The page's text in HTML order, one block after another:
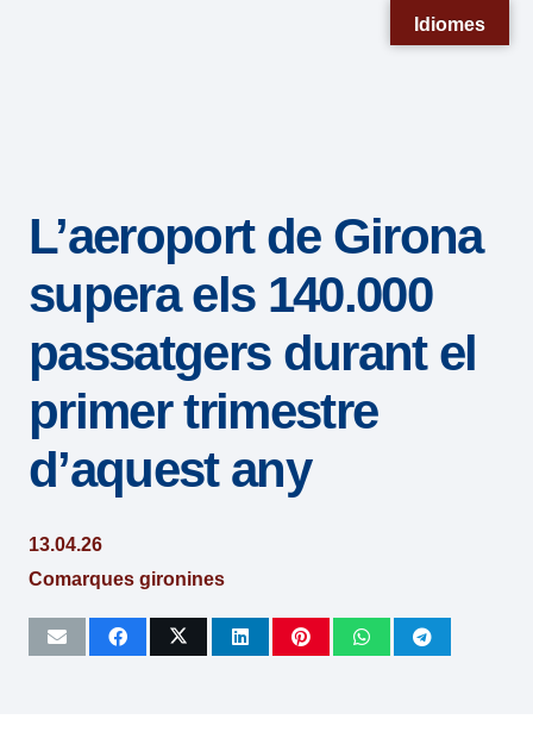
sistema
accesibilidad.
L’aeroport de Girona
supera els 140.000
passatgers durant el
primer trimestre
d’aquest any
13.04.26
Comarques gironines
Idiomes